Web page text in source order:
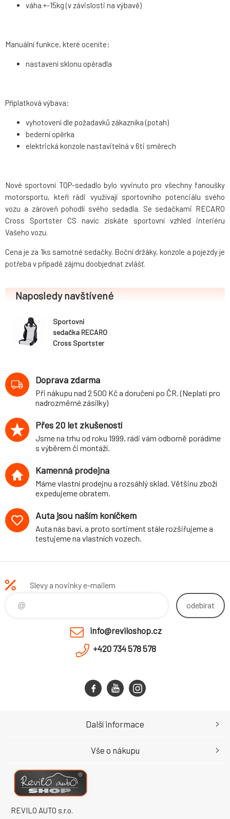
váha +-15kg (v závislosti na výbavě)
Manuální funkce, které oceníte:
nastavení sklonu opěradla
Příplatková výbava:
vyhotovení dle požadavků zákazníka (potah)
bederní opěrka
elektrická konzole nastavitelná v 6ti směrech
Nové sportovní TOP-sedadlo bylo vyvinuto pro všechny fanoušky
motorsportu, kteří rádi využívají sportovního potenciálu svého
vozu a zároveň pohodlí svého sedadla. Se sedačkami RECARO
Cross Sportster CS navíc získáte sportovní vzhled interiéru
Vašeho vozu.
Cena je za 1ks samotné sedačky. Boční držáky, konzole a pojezdy je
potřeba v případě zájmu doobjednat zvlášť.
Naposledy navštívené
Sportovní
sedačka RECARO
Cross Sportster
airbagem, černá
koženka /
stříbrná
Dynamica
Doprava zdarma
Při nákupu nad 2 500 Kč a doručení po ČR. (Neplatí pro
nadrozměrné zásilky)
Přes 20 let zkušeností
Jsme na trhu od roku 1999, rádi vám odborně porádíme
s výběrem či montáží.
Kamenná prodejna
Máme vlastní prodejnu a rozsáhlý sklad. Většinu zboží
expedujeme obratem.
Auta jsou naším koníčkem
Auta nás baví, a proto sortiment stále rozšiřujeme a
testujeme na vlastních vozech.
Slevy a novinky e-mailem
odebírat
info@reviloshop.cz
+420 734 578 578
REVILO AUTO s.r.o.
Další informace
Vše o nákupu